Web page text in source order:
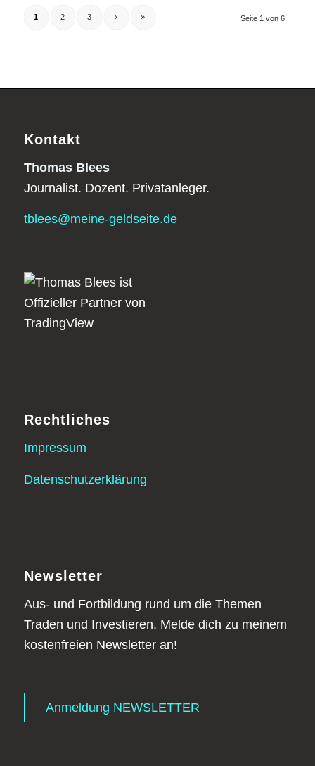
Seite 1 von 6
1 2 3 › »
Kontakt
Thomas Blees
Journalist. Dozent. Privatanleger.
tblees@meine-geldseite.de
Rechtliches
Impressum
Datenschutzerklärung
Newsletter
Aus- und Fortbildung rund um die Themen
Traden und Investieren. Melde dich zu meinem
kostenfreien Newsletter an!
Anmeldung NEWSLETTER